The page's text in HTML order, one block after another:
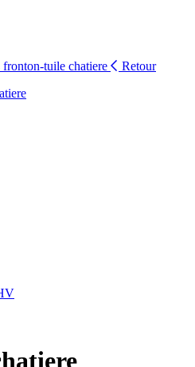
fronton-tuile chatiere
Retour